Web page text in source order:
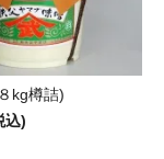
kg樽詰)
込)